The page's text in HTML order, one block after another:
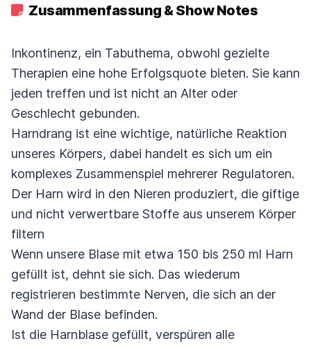
Zusammenfassung & Show Notes
Inkontinenz, ein Tabuthema, obwohl gezielte
Therapien eine hohe Erfolgsquote bieten. Sie kann
jeden treffen und ist nicht an Alter oder
Geschlecht gebunden.
Harndrang ist eine wichtige, natürliche Reaktion
unseres Körpers, dabei handelt es sich um ein
komplexes Zusammenspiel mehrerer Regulatoren.
Der Harn wird in den Nieren produziert, die giftige
und nicht verwertbare Stoffe aus unserem Körper
filtern
Wenn unsere Blase mit etwa 150 bis 250 ml Harn
gefüllt ist, dehnt sie sich. Das wiederum
registrieren bestimmte Nerven, die sich an der
Wand der Blase befinden.
Ist die Harnblase gefüllt, verspüren alle